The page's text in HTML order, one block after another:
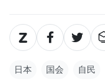
日本 国会 自民